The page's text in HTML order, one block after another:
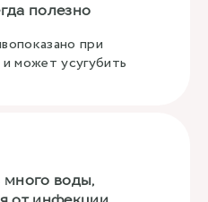
полезно
при
может усугубить
много воды,